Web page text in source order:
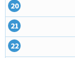
20
21
22